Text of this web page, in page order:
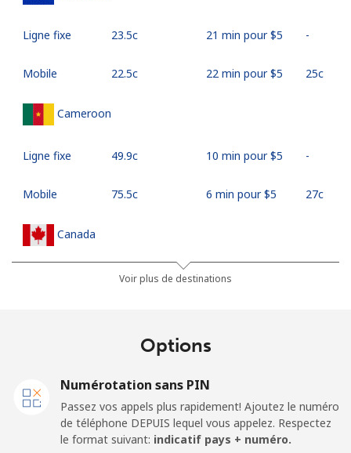
Ligne fixe ⁦23.5c⁩ 21 min pour ⁦$5⁩ -
Mobile ⁦22.5c⁩ 22 min pour ⁦$5⁩ ⁦25c⁩
Cameroon
Ligne fixe ⁦49.9c⁩ 10 min pour ⁦$5⁩ -
Mobile ⁦75.5c⁩ 6 min pour ⁦$5⁩ ⁦27c⁩
Canada
⁦1.5c⁩
333 min pour
⁦54.9c⁩ 9 min pour ⁦$5⁩ ⁦25c⁩
Voir plus de destinations
Options
Numérotation sans PIN
Passez vos appels plus rapidement! Ajoutez le numéro
de téléphone DEPUIS lequel vous appelez. Respectez
le format suivant: indicatif pays + numéro.